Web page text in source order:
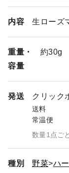
内容 生ローズ
重量・
容量
約30g
発送 クリック
送料
常温便
数量1点ご
種別 野菜 ハ